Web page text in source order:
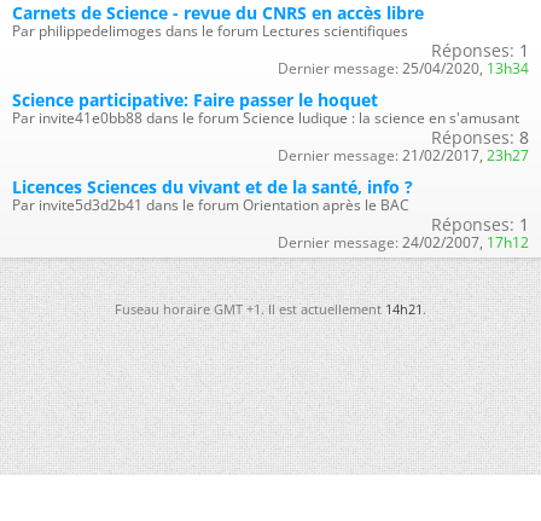
Carnets de Science - revue du CNRS en accès libre
Par philippedelimoges dans le forum Lectures scientifiques
Réponses: 1
Dernier message: 25/04/2020, 13h34
Science participative: Faire passer le hoquet
Par invite41e0bb88 dans le forum Science ludique : la science en s'amusant
Réponses: 8
Dernier message: 21/02/2017, 23h27
Licences Sciences du vivant et de la santé, info ?
Par invite5d3d2b41 dans le forum Orientation après le BAC
Réponses: 1
Dernier message: 24/02/2007, 17h12
Fuseau horaire GMT +1. Il est actuellement14h21.